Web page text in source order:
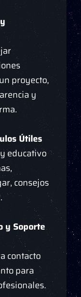
proyecto,
y
Útiles
educativo
consejos
y Soporte
contacto
para